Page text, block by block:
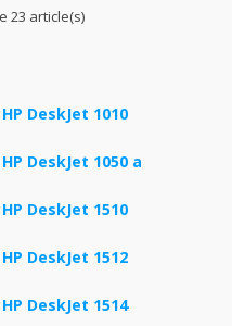
23 article(s)
HP DeskJet 1010
HP DeskJet 1050 a
HP DeskJet 1510
HP DeskJet 1512
HP DeskJet 1514